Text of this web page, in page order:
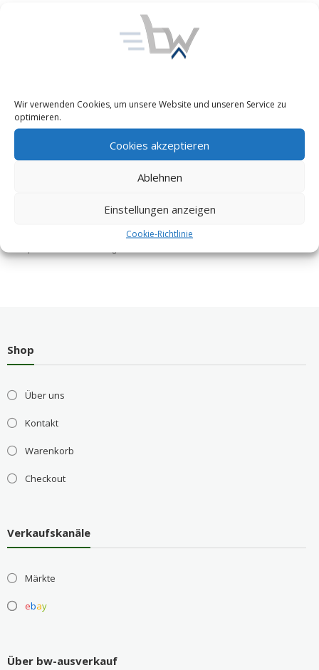
Wir verwenden Cookies, um unsere Website und unseren Service zu
optimieren.
Cookies akzeptieren
Ablehnen
Einstellungen anzeigen
Cookie-Richtlinie
1000 l faltbarer Wasserspeicher Lagertank
Wasserblase Behälter Bundeswehr
Ladefl. Bundeswehr MB 508 D flecktarn,neu
195,00€ inkl. 19% MwSt. zzgl. Versand
EXPRESSO Profi Fasskarre 30-300l
inkl. 19% MwSt. zzgl. Versand
FUG Y 4 Reserveradheber Kranarm mit Winde
Schwenkkran Motorradheber WOMO Bund
Shop
Über uns
Kontakt
Warenkorb
Checkout
Verkaufskanäle
Märkte
ebay
Über bw-ausverkauf